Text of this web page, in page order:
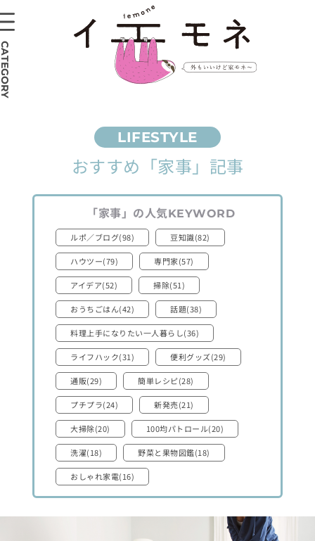
おすすめ 「家事」 記事
「家事」 の人気KEYWORD
ルポ／ブログ(98) 豆知識(82)
ハウツー(79) 専門家(57)
アイデア(52) 掃除(51)
おうちごはん(42) 話題(38)
料理上手になりたい一人暮らし(36)
ライフハック(31) 便利グッズ(29)
通販(29) 簡単レシピ(28)
プチプラ(24) 新発売(21)
大掃除(20) 100均パトロール(20)
洗濯(18) 野菜と果物図鑑(18)
おしゃれ家電(16)